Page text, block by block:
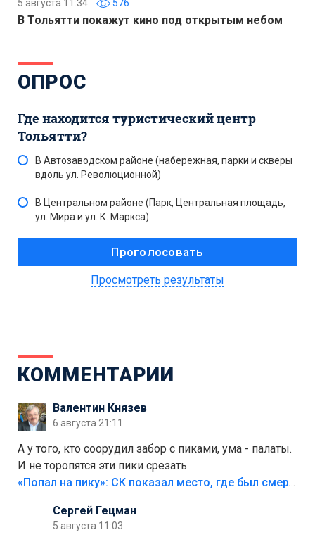
5 августа 11:34 576
В Тольятти покажут кино под открытым небом
ОПРОС
Где находится туристический центр
Тольятти?
В Автозаводском районе (набережная, парки и скверы
вдоль ул. Революционной)
В Центральном районе (Парк, Центральная площадь,
ул. Мира и ул. К. Маркса)
Просмотреть результаты
КОММЕНТАРИИ
Валентин Князев
6 августа 21:11
А у того, кто соорудил забор с пиками, ума - палаты.
И не торопятся эти пики срезать
«Попал на пику»: СК показал место, где был смертельно травмирован ребенок в Тольятти
Сергей Гецман
5 августа 11:03